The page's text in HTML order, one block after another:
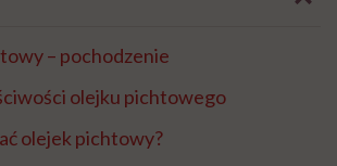
– pochodzenie
olejku pichtowego
olejek pichtowy?